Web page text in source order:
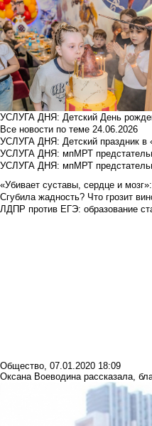
УСЛУГА ДНЯ: Детский День
Все новости по теме 24.06.2026
УСЛУГА ДНЯ: Детский праздник в
УСЛУГА ДНЯ: мпМРТ
УСЛУГА ДНЯ: мпМРТ
«Убивает суставы, сердце и
Сгубила жадность? Что грозит
ЛДПР против ЕГЭ: образование
Общество, 07.01.2020 18:09
Оксана Воеводина рассказала,